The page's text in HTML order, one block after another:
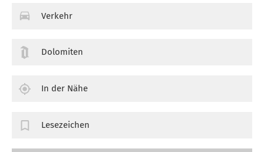
Verkehr
Dolomiten
In der Nähe
Lesezeichen